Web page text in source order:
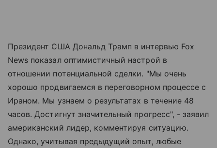
Президент США Дональд Трамп в интервью Fox
News показал оптимистичный настрой в
отношении потенциальной сделки. "Мы очень
хорошо продвигаемся в переговорном процессе с
Ираном. Мы узнаем о результатах в течение 48
часов. Достигнут значительный прогресс", - заявил
американский лидер, комментируя ситуацию.
Однако, учитывая предыдущий опыт, любые